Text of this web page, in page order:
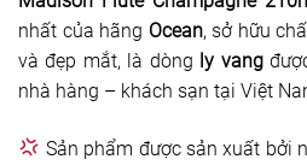
nhất của hãng Ocean, sở hữu
và đẹp mắt, là dòng ly vang
nhà hàng – khách sạn tại Việt
Sản phẩm được sản xuất bởi